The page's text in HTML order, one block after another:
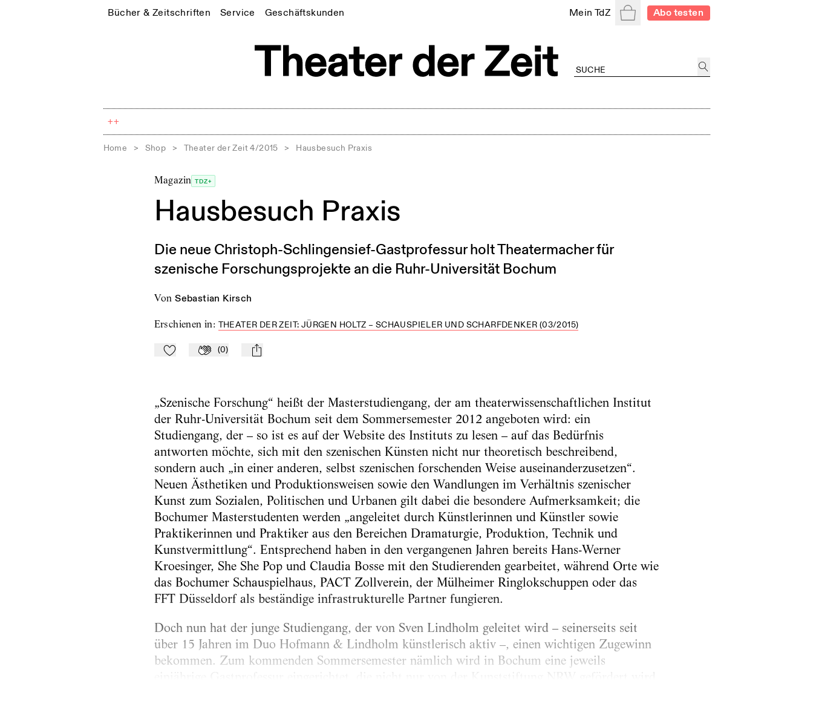
Bücher & Zeitschriften Service Geschäftskunden Mein TdZ WarenkorbAbo testen
++
Home > Shop > Theater der Zeit 4/2015 > Hausbesuch Praxis
Magazin TDZ+
Hausbesuch Praxis
Die neue Christoph-Schlingensief-Gastprofessur holt Theatermacher für
szenische Forschungsprojekte an die Ruhr-Universität Bochum
von Sebastian Kirsch
Erschienen in: THEATER DER ZEIT: JÜRGEN HOLTZ – SCHAUSPIELER UND SCHARFDENKER (03/2015)
Zu Mein-TdZ hinzufügen
Applaudieren
(0) mail
„Szenische Forschung“ heißt der Masterstudiengang, der am theaterwissenschaftlichen Institut
der Ruhr-Universität Bochum seit dem Sommersemester 2012 angeboten wird: ein
Studiengang, der – so ist es auf der Website des Instituts zu lesen – auf das Bedürfnis
antworten möchte, sich mit den szenischen Künsten nicht nur theoretisch beschreibend,
sondern auch „in einer anderen, selbst szenischen forschenden Weise auseinanderzusetzen“.
Neuen Ästhetiken und Produktionsweisen sowie den Wandlungen im Verhältnis szenischer
Kunst zum Sozialen, Politischen und Urbanen gilt dabei die besondere Aufmerksamkeit; die
Bochumer Masterstudenten werden „angeleitet durch Künstlerinnen und Künstler sowie
Praktikerinnen und Praktiker aus den Bereichen Dramaturgie, Produktion, Technik und
Kunstvermittlung“. Entsprechend haben in den vergangenen Jahren bereits Hans-Werner
Kroesinger, She She Pop und Claudia Bosse mit den Studierenden gearbeitet, während Orte wie
das Bochumer Schauspielhaus, PACT Zollverein, der Mülheimer Ringlokschuppen oder das
FFT Düsseldorf als beständige infrastrukturelle Partner fungieren.
Doch nun hat der junge Studiengang, der von Sven Lindholm geleitet wird – seinerseits seit
über 15 Jahren im Duo Hofmann & Lindholm künstlerisch aktiv –, einen wichtigen Zugewinn
bekommen. Zum kommenden Sommersemester nämlich wird in Bochum eine jeweils